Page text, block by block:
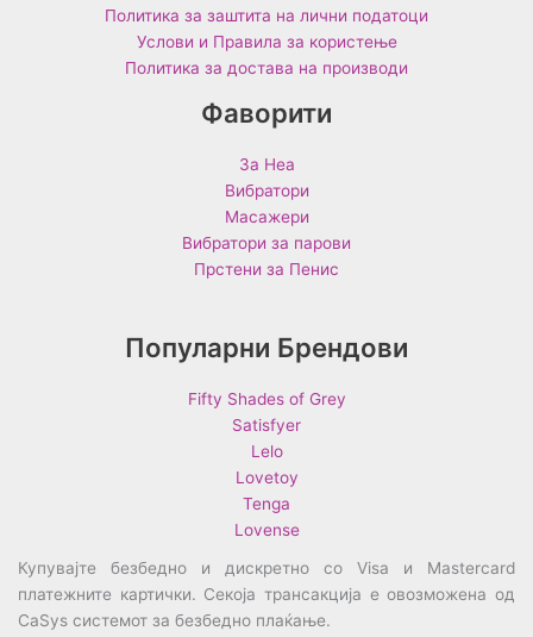
Политика за заштита на лични податоци
Услови и Правила за користење
Политика за достава на производи
Фаворити
За Неа
Вибратори
Масажери
Вибратори за парови
Прстени за Пенис
Популарни Брендови
Fifty Shades of Grey
Satisfyer
Lelo
Lovetoy
Tenga
Lovense
Купувајте безбедно и дискретно со Visa и Mastercard
платежните картички. Секоја трансакција е овозможена од
CaSys системот за безбедно плаќање.